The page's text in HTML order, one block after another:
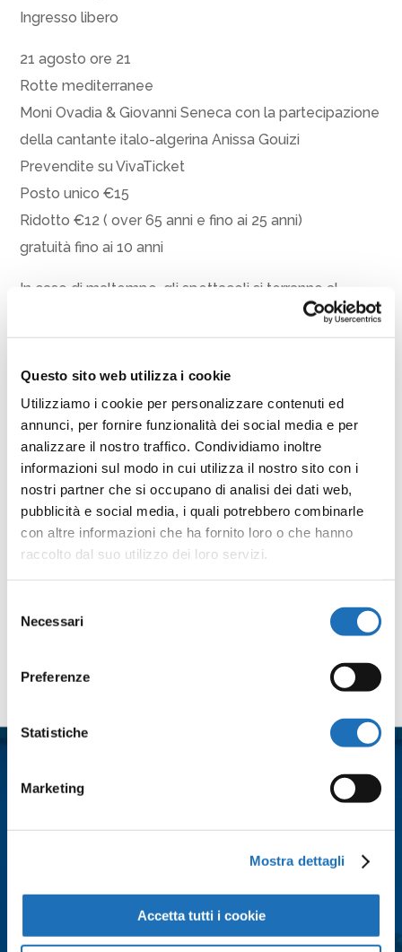
Questo sito web utilizza i cookie
Utilizziamo i cookie per personalizzare contenuti ed
annunci, per fornire funzionalità dei social media e per
analizzare il nostro traffico. Condividiamo inoltre
informazioni sul modo in cui utilizza il nostro sito con i
nostri partner che si occupano di analisi dei dati web,
pubblicità e social media, i quali potrebbero combinarle
con altre informazioni che ha fornito loro o che hanno
raccolto dal suo utilizzo dei loro servizi.
delNecessari
Preferenze
Statistiche
Marketing
Mostra dettagli
Accetta tutti i cookie
Ingresso libero
21 agosto ore 21
Rotte mediterranee
Moni Ovadia & Giovanni Seneca con la partecipazione
della cantante italo-algerina Anissa Gouizi
Prevendite su VivaTicket
Posto unico €15
Ridotto €12 ( over 65 anni e fino ai 25 anni)
gratuità fino ai 10 anni
In caso di maltempo, gli spettacoli si terranno al
Teatro Comunale di Cesenatico via Mazzini 10.
Ufficio Teatro 0547 79274
Dal lunedì al venerdì dalle ore 10 alle ore 12 (escluso
Condividi
Facebook
TwitterEmailWhatsApp
LinkedInCondividi
Contattaci
Nome
Cognome